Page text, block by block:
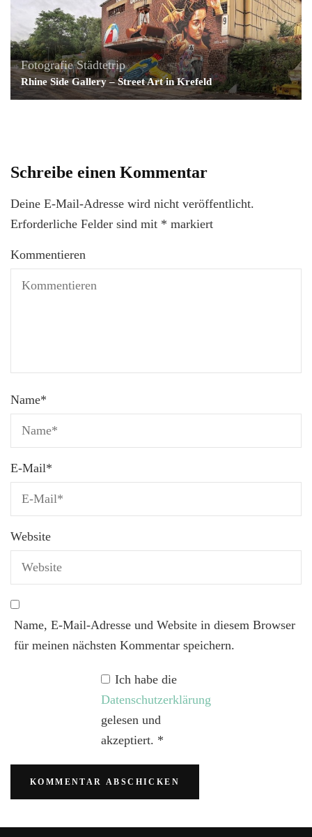
Fotografie Städtetrip
Rhine Side Gallery – Street Art in Krefeld
Schreibe einen Kommentar
Deine E-Mail-Adresse wird nicht veröffentlicht.
Erforderliche Felder sind mit * markiert
Kommentieren
Name*
E-Mail*
Website
Name, E-Mail-Adresse und Website in diesem Browser
für meinen nächsten Kommentar speichern.
Ich habe die
Datenschutzerklärung
gelesen und
akzeptiert. *